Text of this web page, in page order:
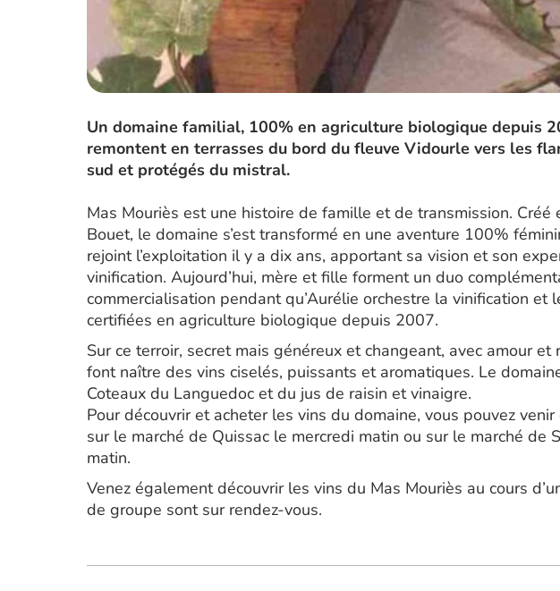
Un domaine familial, 100% en agriculture biologique depuis
remontent en terrasses du bord du fleuve Vidourle vers les
sud et protégés du mistral.
Mas Mouriès est une histoire de famille et de transmission.
Bouet, le domaine s’est transformé en une aventure 100%
rejoint l’exploitation il y a dix ans, apportant sa vision et son
vinification. Aujourd’hui, mère et fille forment un duo
commercialisation pendant qu’Aurélie orchestre la vinification et
certifiées en agriculture biologique depuis 2007.
Sur ce terroir, secret mais généreux et changeant, avec amour
font naître des vins ciselés, puissants et aromatiques. Le
Coteaux du Languedoc et du jus de raisin et vinaigre.
Pour découvrir et acheter les vins du domaine, vous pouvez
sur le marché de Quissac le mercredi matin ou sur le marché de
matin.
Venez également découvrir les vins du Mas Mouriès au cours
de groupe sont sur rendez-vous.